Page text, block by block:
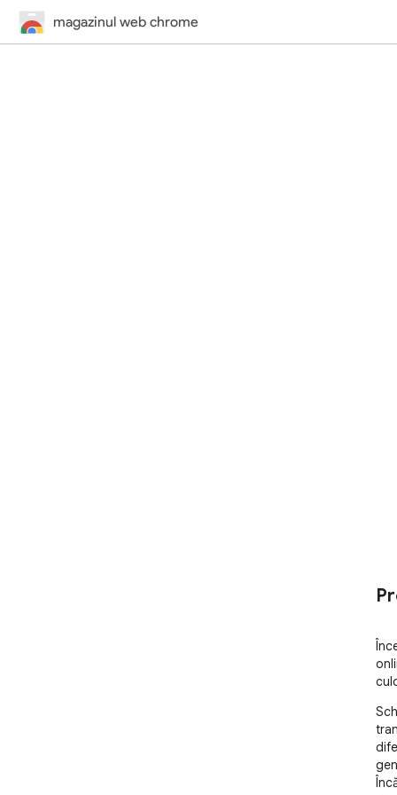
magazinul web chrome